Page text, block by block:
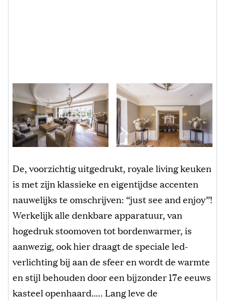
De, voorzichtig uitgedrukt, royale living keuken
is met zijn klassieke en eigentijdse accenten
nauwelijks te omschrijven: “just see and enjoy”!
Werkelijk alle denkbare apparatuur, van
hogedruk stoomoven tot bordenwarmer, is
aanwezig, ook hier draagt de speciale led-
verlichting bij aan de sfeer en wordt de warmte
en stijl behouden door een bijzonder 17e eeuws
kasteel openhaard….. Lang leve de